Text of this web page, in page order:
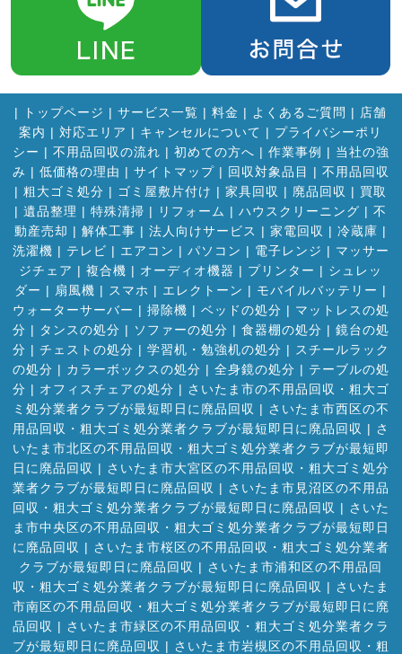
| トップページ | サービス一覧 | 料金 | よくあるご質問 | 店舗
案内 | 対応エリア | キャンセルについて | プライバシーポリ
シー | 不用品回収の流れ | 初めての方へ | 作業事例 | 当社の強
み | 低価格の理由 | サイトマップ| 回収対象品目 | 不用品回収
| 粗大ゴミ処分 | ゴミ屋敷片付け | 家具回収 | 廃品回収 | 買取
| 遺品整理 | 特殊清掃 | リフォーム | ハウスクリーニング | 不
動産売却 | 解体工事 | 法人向けサービス | 家電回収 | 冷蔵庫 |
洗濯機 | テレビ | エアコン | パソコン | 電子レンジ | マッサー
ジチェア | 複合機 | オーディオ機器 | プリンター | シュレッ
ダー | 扇風機 | スマホ | エレクトーン | モバイルバッテリー |
ウォーターサーバー | 掃除機 | ベッドの処分 | マットレスの処
分 | タンスの処分 | ソファーの処分 | 食器棚の処分 | 鏡台の処
分 | チェストの処分 | 学習机・勉強机の処分 | スチールラック
の処分 | カラーボックスの処分 | 全身鏡の処分 | テーブルの処
分 | オフィスチェアの処分 | さいたま市の不用品回収・粗大ゴ
ミ処分業者クラブが最短即日に廃品回収 | さいたま市西区の不
用品回収・粗大ゴミ処分業者クラブが最短即日に廃品回収 | さ
いたま市北区の不用品回収・粗大ゴミ処分業者クラブが最短即
日に廃品回収 | さいたま市大宮区の不用品回収・粗大ゴミ処分
業者クラブが最短即日に廃品回収 | さいたま市見沼区の不用品
回収・粗大ゴミ処分業者クラブが最短即日に廃品回収 | さいた
ま市中央区の不用品回収・粗大ゴミ処分業者クラブが最短即日
に廃品回収 | さいたま市桜区の不用品回収・粗大ゴミ処分業者
クラブが最短即日に廃品回収 | さいたま市浦和区の不用品回
収・粗大ゴミ処分業者クラブが最短即日に廃品回収 | さいたま
市南区の不用品回収・粗大ゴミ処分業者クラブが最短即日に廃
品回収 | さいたま市緑区の不用品回収・粗大ゴミ処分業者クラ
ブが最短即日に廃品回収 | さいたま市岩槻区の不用品回収・粗